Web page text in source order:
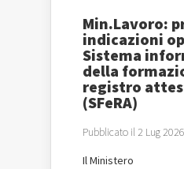
Min.Lavoro:
indicazioni
Sistema
della
registro
(SFeRA)
Pubblicato il 2 Lug 2026
IlMinistero